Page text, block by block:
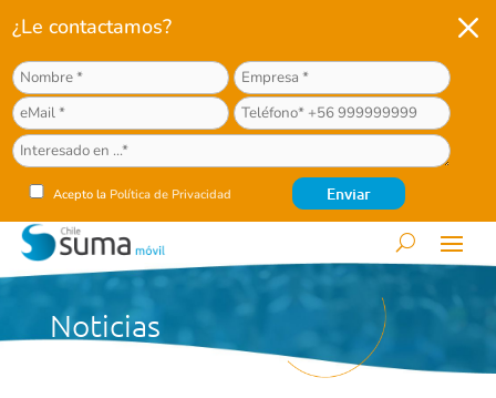
¿Le contactamos?
Acepto la Política de Privacidad
M
Noticias